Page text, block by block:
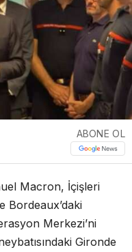
ABONE OL
Macron, İçişleri
Bordeaux’daki
Merkezi’ni
Gironde